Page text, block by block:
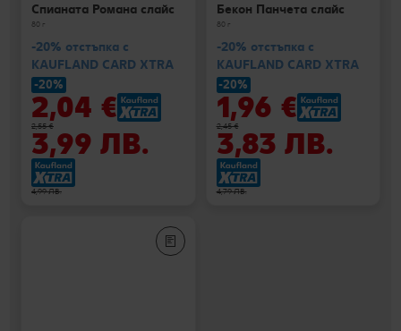
Спианата Романа слайс
80 г
-20% отстъпка с
KAUFLAND CARD XTRA
-20%
2,04 €
2,55 €
3,99 ЛВ.
4,99 ЛВ.
Бекон Панчета слайс
80 г
-20% отстъпка с
KAUFLAND CARD XTRA
-20%
1,96 €
2,45 €
3,83 ЛВ.
4,79 ЛВ.